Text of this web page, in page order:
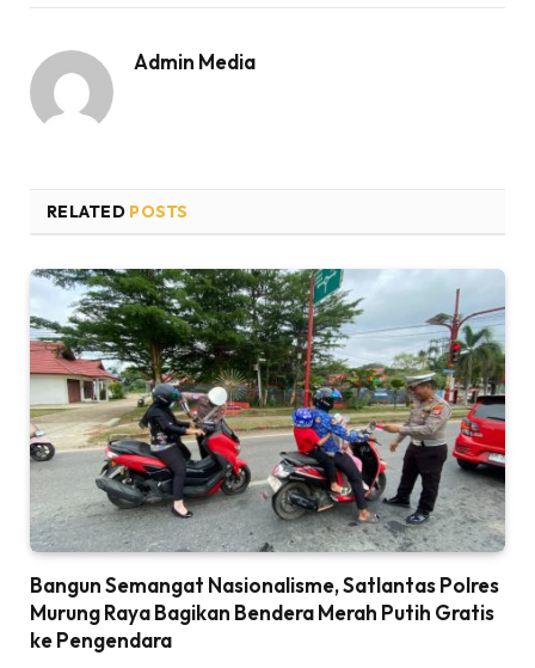
Admin Media
RELATED POSTS
Bangun Semangat Nasionalisme, Satlantas Polres
Murung Raya Bagikan Bendera Merah Putih Gratis
ke Pengendara